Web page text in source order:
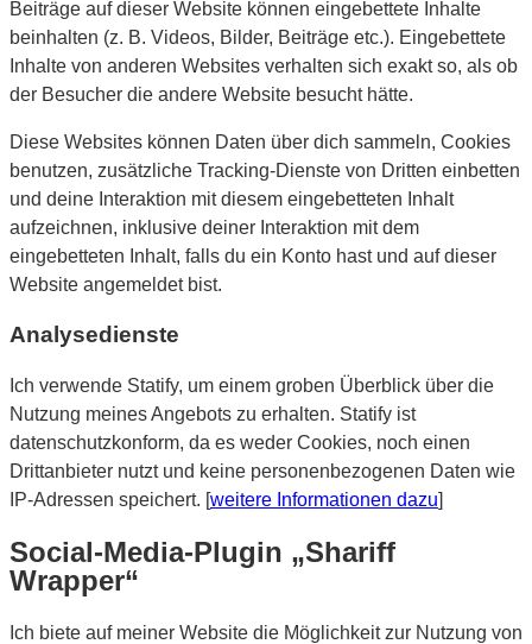
Beiträge auf dieser Website können eingebettete Inhalte
beinhalten (z. B. Videos, Bilder, Beiträge etc.). Eingebettete
Inhalte von anderen Websites verhalten sich exakt so, als ob
der Besucher die andere Website besucht hätte.
Diese Websites können Daten über dich sammeln, Cookies
benutzen, zusätzliche Tracking-Dienste von Dritten einbetten
und deine Interaktion mit diesem eingebetteten Inhalt
aufzeichnen, inklusive deiner Interaktion mit dem
eingebetteten Inhalt, falls du ein Konto hast und auf dieser
Website angemeldet bist.
Analysedienste
Ich verwende Statify, um einem groben Überblick über die
Nutzung meines Angebots zu erhalten. Statify ist
datenschutzkonform, da es weder Cookies, noch einen
Drittanbieter nutzt und keine personenbezogenen Daten wie
IP-Adressen speichert. [weitere Informationen dazu]
Social-Media-Plugin „Shariff
Wrapper“
Ich biete auf meiner Website die Möglichkeit zur Nutzung von